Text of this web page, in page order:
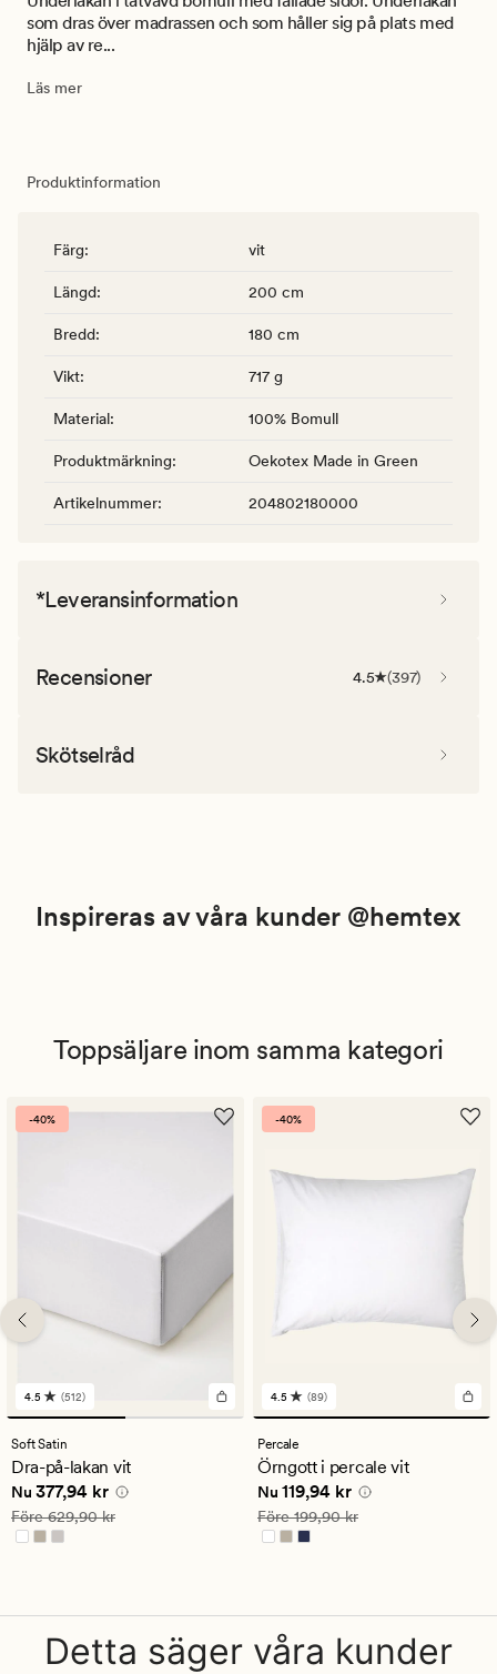
som dras över madrassen och som håller sig på plats med
hjälp av re...
Läs mer
Produktinformation
Färg: vit
Längd: 200 cm
Bredd: 180 cm
Vikt: 717 g
Material: 100% Bomull
Produktmärkning: Oekotex Made in Green
Artikelnummer: 204802180000
*Leveransinformation
Recensioner 4.5 (397)
Skötselråd
Inspireras av våra kunder @hemtex
Toppsäljare inom samma kategori
-40%
512
omdömen
med
ett
genomsnittligt
betyg
på
4.5
4.5 (512)
Soft Satin
Dra-på-lakan vit
Nuvarande pris
Nu 377,94 kr
Ordinarie pris 629,90 kr
Före629,90 kr
-40%
89
omdömen
med
ett
genomsnittligt
betyg
på
4.5
4.5 (89)
Percale
Örngott i percale vit
Nuvarande pris
Nu 119,94 kr
Ordinarie pris 199,90 kr
Före199,90 kr
Detta säger våra kunder